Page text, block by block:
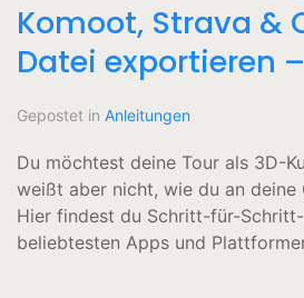
Komoot, Strava &
Datei exportieren
Gepostet in Anleitungen
Du möchtest deine Tour als 3D-
weißt aber nicht, wie du an deine
Hier findest du Schritt-für-
beliebtesten Apps und